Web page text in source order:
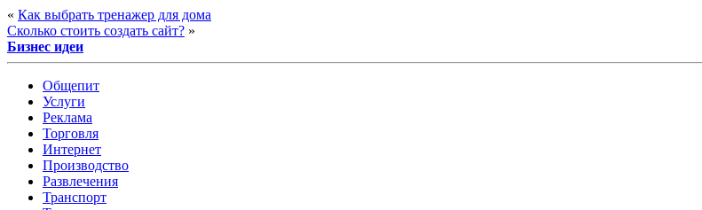
« Как выбрать тренажер для дома
Сколько стоить создать сайт? »
Бизнес идеи
Общепит
Услуги
Реклама
Торговля
Интернет
Производство
Развлечения
Транспорт